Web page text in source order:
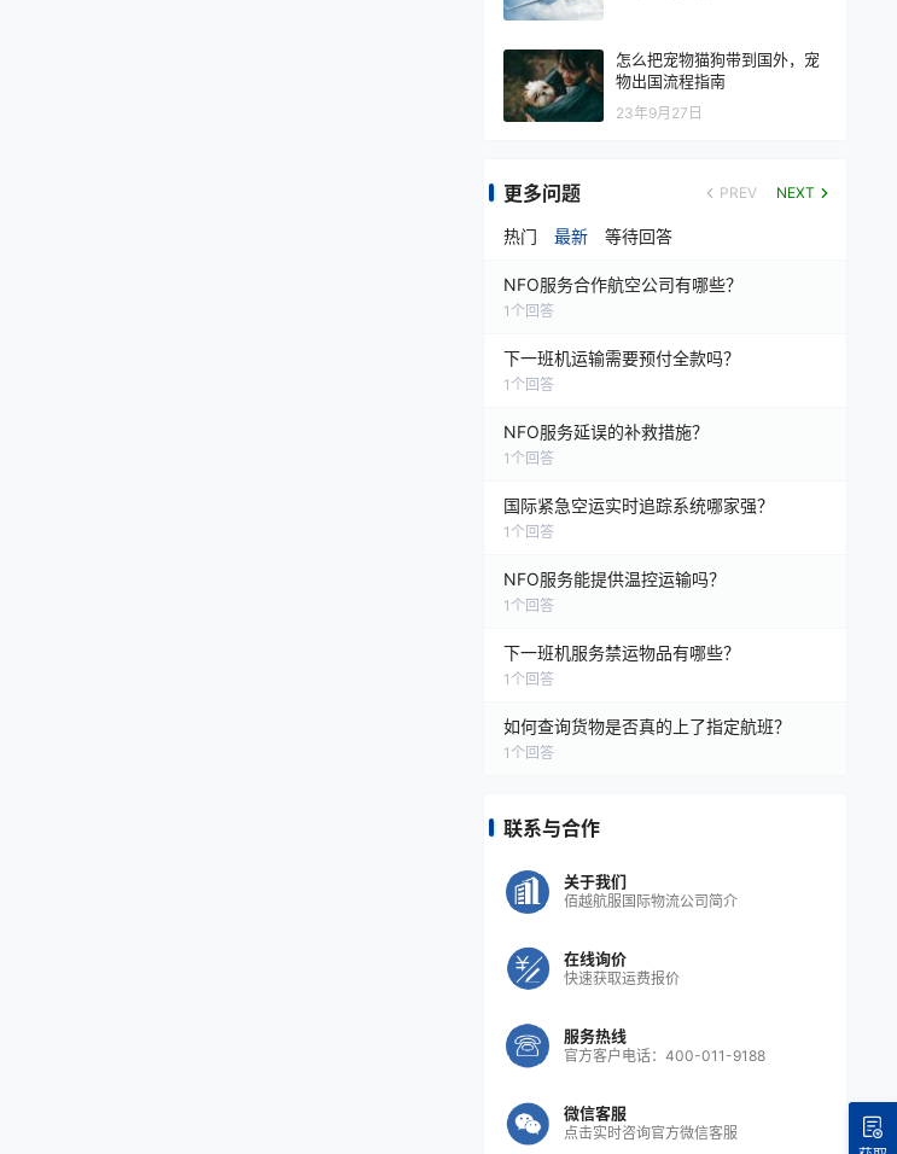
怎么把宠物猫狗带到国外，宠
物出国流程指南
23年9月27日
更多问题 PREV NEXT
热门 最新 等待回答
NFO服务合作航空公司有哪些？
1 个回答
下一班机运输需要预付全款吗？
1 个回答
NFO服务延误的补救措施？
1 个回答
国际紧急空运实时追踪系统哪家强？
1 个回答
NFO服务能提供温控运输吗？
1 个回答
下一班机服务禁运物品有哪些？
1 个回答
如何查询货物是否真的上了指定航班？
1 个回答
联系与合作
关于我们
佰越航服国际物流公司简介
在线询价
快速获取运费报价
服务热线
官方客户电话：400-011-9188
微信客服
点击实时咨询官方微信客服